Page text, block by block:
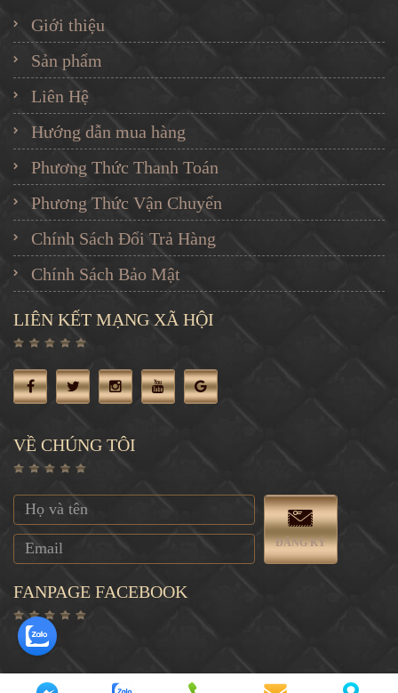
Giới thiệu
Sản phẩm
Liên Hệ
Hướng dẫn mua hàng
Phương Thức Thanh Toán
Phương Thức Vận Chuyển
Chính Sách Đổi Trả Hàng
Chính Sách Bảo Mật
LIÊN KẾT MẠNG XÃ HỘI
VỀ CHÚNG TÔI
ĐĂNG KÝ
FANPAGE FACEBOOK